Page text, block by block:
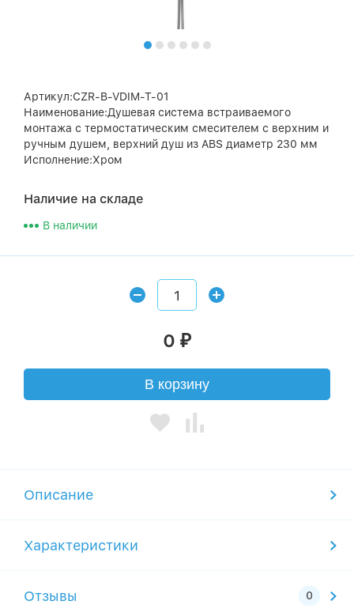
Артикул:CZR-B-VDIM-T-01
Наименование:Душевая система встраиваемого
монтажа с термостатическим смесителем с верхним и
ручным душем, верхний душ из ABS диаметр 230 мм
Исполнение:Хром
Наличие на складе
В наличии
0 ₽
В корзину
Описание
Характеристики
Отзывы